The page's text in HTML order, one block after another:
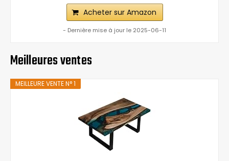
Acheter sur Amazon
- Dernière mise à jour le 2025-06-11
Meilleures ventes
MEILLEURE VENTE N° 1